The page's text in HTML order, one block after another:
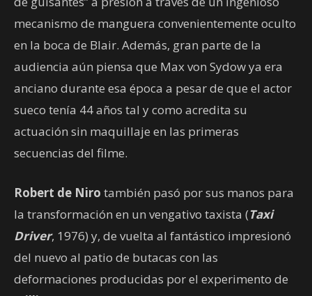
mecanismo de manguera convenientemente oculto
en la boca de Blair. Además, gran parte de la
audiencia aún piensa que Max von Sydow ya era
anciano durante esa época a pesar de que el actor
sueco tenía 44 años tal y como acredita su
actuación sin maquillaje en las primeras
secuencias del filme.
Robert de Niro también pasó por sus manos para
la transformación en un vengativo taxista (Taxi
Driver, 1976) y, de vuelta al fantástico impresionó
del nuevo al patio de butacas con las
deformaciones producidas por el experimento de